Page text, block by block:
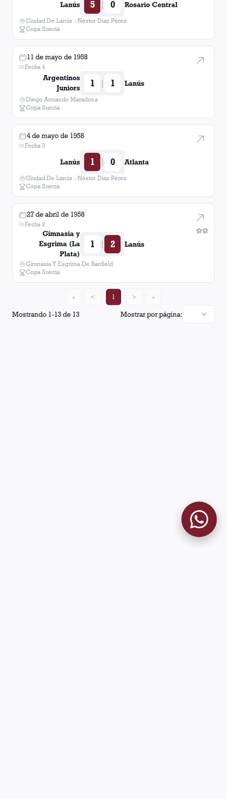
Lanús 5 | 0 Rosario Central
Ciudad De Lanús - Néstor Diaz Pérez
Copa Suecia
11 de mayo de 1958
Fecha 4
Argentinos
Juniors
1 | 1 Lanús
Diego Armando Maradona
Copa Suecia
4 de mayo de 1958
Fecha 3
Lanús 1 | 0 Atlanta
Ciudad De Lanús - Néstor Diaz Pérez
Copa Suecia
⚽⚽
27 de abril de 1958
Fecha 2
Gimnasia y
Esgrima (La
Plata)
1 | 2 Lanús
Gimnasia Y Esgrima De Banfield
Copa Suecia
Mostrando 1-13de 13 Mostrar por página:
« < 1 > »